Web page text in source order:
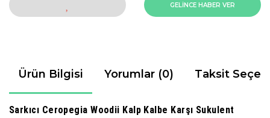
GELİNCE HABER VER
Ürün Bilgisi Yorumlar (0) Taksit
Sarkıcı Ceropegia Woodii Kalp Kalbe Karşı Sukulent